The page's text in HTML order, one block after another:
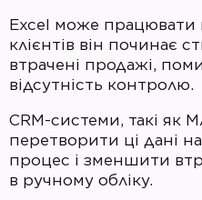
Excel може працювати
клієнтів він починає
втрачені продажі,
відсутність контролю.
CRM-системи, такі як
перетворити ці дані
процес і зменшити
в ручному обліку.